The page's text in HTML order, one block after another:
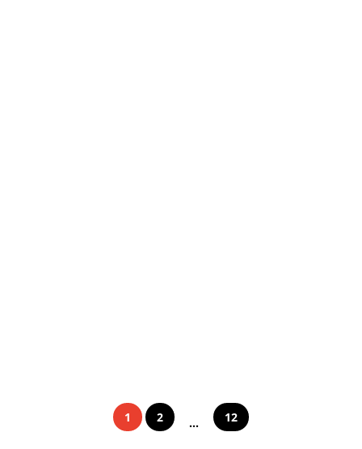
1 2 ... 12